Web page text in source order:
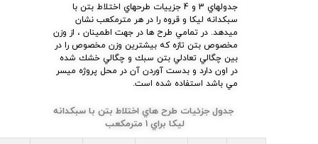
جدولهاي 3 و 4 جزييات طرحهاي اختلاط بتن با
سبكدانه ليكا و قروه را در هر مترمكعب نشان
ميدهد. در تمامي طرح ها در جهت اطمينان ، از وزن
مخصوص بتن تازه كه بيشترين وزن مخصوص را در
بين چگالي تعادلي بتن سبك و چگالي خشك شده
در اون دارد و بدست آوردن آن در محل پروژه ميسر
مي باشد استفاده شده است.
جدول جزئيات طرح هاي اختلاط بتن با سبكدانه
ليكا براي 1 مترمکعب